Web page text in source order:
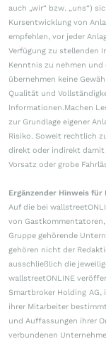
auch „wir“ bzw. „uns“)
Kursentwicklung von
empfehlen, vor jeder
Verfügung zu stellenden
Kenntnis zu nehmen
übernehmen keine
Qualität und
Informationen.Machen
zur Grundlage eigener
Risiko. Soweit rechtlich
direkt oder indirekt damit
Vorsatz oder grobe
Ergänzender Hinweis
Auf die bei
von
Gruppe gehörende
gehören nicht der
ausschließlich die
wallstreetONLINE
Smartbroker Holding AG,
ihrer Mitarbeiter
und Auffassungen ihrer
verbundenen